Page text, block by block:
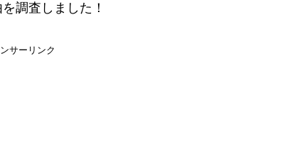
調査しました！
サーリンク